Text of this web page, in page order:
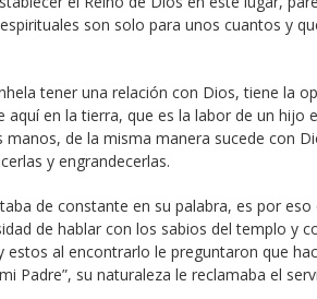
son solo para unos cuantos y
tener una relación con Dios, tiene la
en la tierra, que es la labor de un hijo
de la misma manera sucede con
y engrandecerlas.
de constante en su palabra, es por
de hablar con los sabios del templo y
al encontrarlo le preguntaron que
Padre”, su naturaleza le reclamaba el